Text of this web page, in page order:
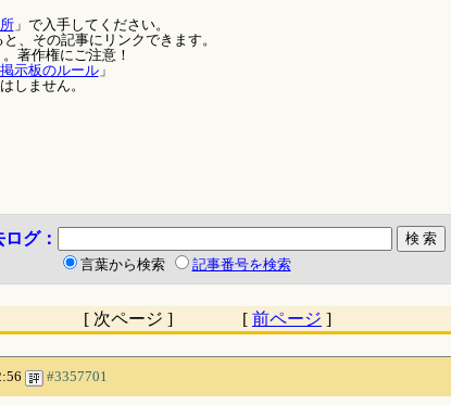
」で入手してください。
、その記事にリンクできます。
著作権にご注意！
掲示板のルール」
しません。
グ：
言葉から検索 記事番号を検索
[ 次ページ ] [ 前ページ ]
#3357701